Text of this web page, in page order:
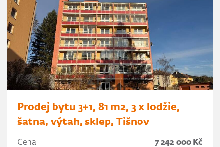
Prodej bytu 3+1, 81 m2, 3 x lodžie,
šatna, výtah, sklep, Tišnov
Cena 7 242 000 Kč